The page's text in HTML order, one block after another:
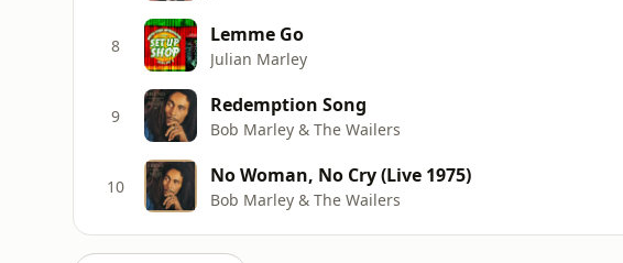
8 Lemme Go
Julian Marley
9 Redemption Song
Bob Marley & The Wailers
10 No Woman, No Cry (Live 1975)
Bob Marley & The Wailers